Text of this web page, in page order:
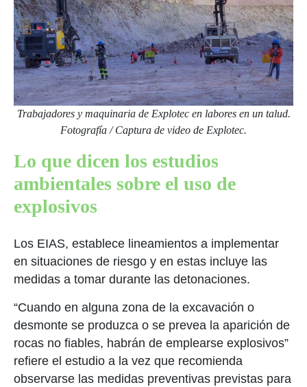
Trabajadores y maquinaria de Explotec en labores en un talud.
Fotografía / Captura de video de Explotec.
Lo que dicen los estudios
ambientales sobre el uso de
explosivos
Los EIAS, establece lineamientos a implementar
en situaciones de riesgo y en estas incluye las
medidas a tomar durante las detonaciones.
“Cuando en alguna zona de la excavación o
desmonte se produzca o se prevea la aparición de
rocas no fiables, habrán de emplearse explosivos”
refiere el estudio a la vez que recomienda
observarse las medidas preventivas previstas para